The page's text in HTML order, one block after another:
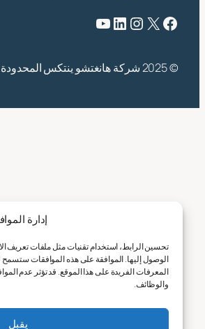
إدارة الموافقة
تحسين الرابط، استخدام تقنيات مثل ملفات تعريف
الوصول إليها. الموافقة على هذه الموافقات ستسمح لنا
المعرفات الفريدة على هذا الموقع. قد تؤثر عدم
والوظائف.
يقبل
X انستقرام لينكد إن يوتيوب